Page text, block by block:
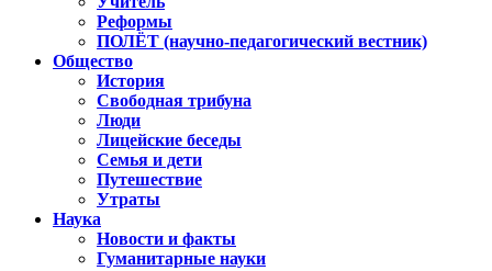
Реформы
ПОЛЁТ (научно-педагогический вестник)
Общество
История
Свободная трибуна
Люди
Лицейские беседы
Семья и дети
Путешествие
Утраты
Наука
Новости и факты
Гуманитарные науки